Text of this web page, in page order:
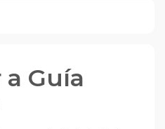
Guía